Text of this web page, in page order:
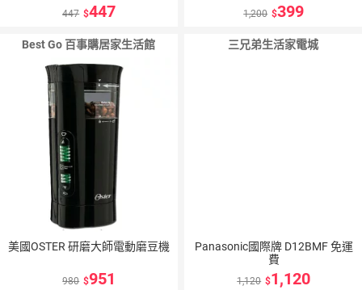
447 447 1,200 399
Best Go 百事購居家生活館
美國OSTER 研磨大師電動磨豆機
980 951
三兄弟生活家電城
Panasonic國際牌 D12BMF 免運
費
1,120 1,120